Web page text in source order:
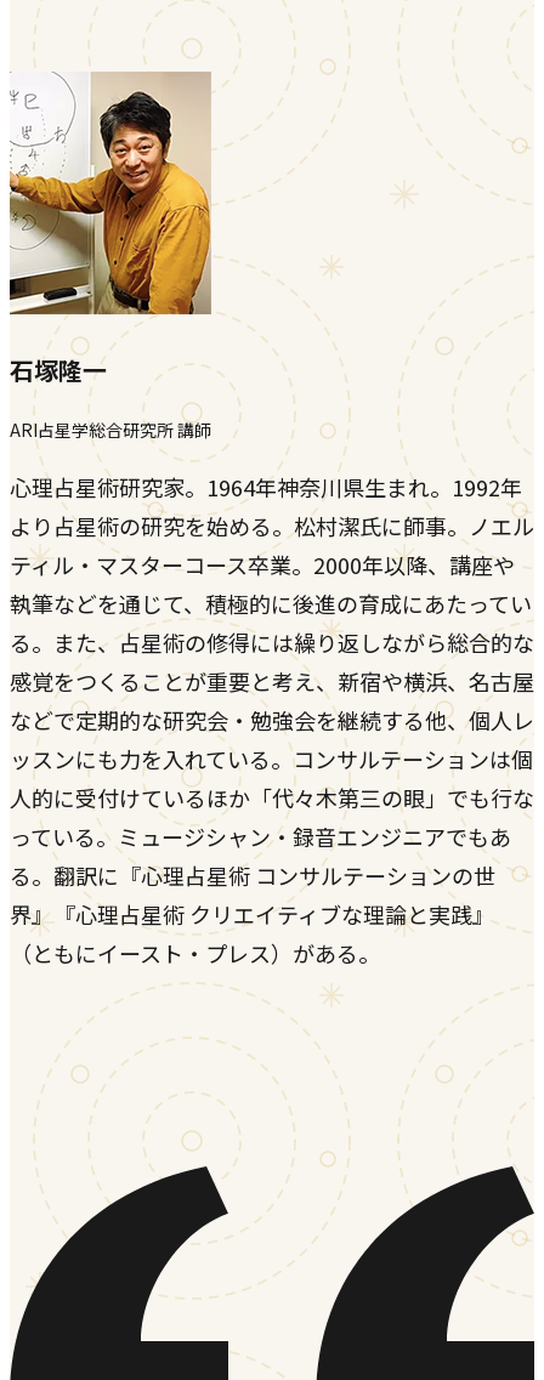
石塚隆一
ARI占星学総合研究所 講師
心理占星術研究家。1964年神奈川県生まれ。1992年
より占星術の研究を始める。松村潔氏に師事。ノエル
ティル・マスターコース卒業。2000年以降、講座や
執筆などを通じて、積極的に後進の育成にあたってい
る。また、占星術の修得には繰り返しながら総合的な
感覚をつくることが重要と考え、新宿や横浜、名古屋
などで定期的な研究会・勉強会を継続する他、個人レ
ッスンにも力を入れている。コンサルテーションは個
人的に受付けているほか「代々木第三の眼」でも行な
っている。ミュージシャン・録音エンジニアでもあ
る。翻訳に『心理占星術 コンサルテーションの世
界』『心理占星術 クリエイティブな理論と実践』
（ともにイースト・プレス）がある。